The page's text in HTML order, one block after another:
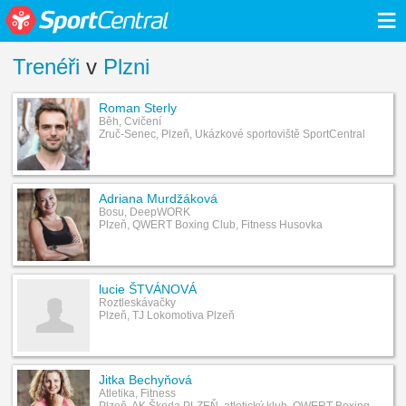
≡
Trenéři v Plzni
Roman Sterly
Běh, Cvičení
Zruč-Senec, Plzeň, Ukázkové sportoviště SportCentral
Adriana Murdžáková
Bosu, DeepWORK
Plzeň, QWERT Boxing Club, Fitness Husovka
lucie ŠTVÁNOVÁ
Roztleskávačky
Plzeň, TJ Lokomotiva Plzeň
Jitka Bechyňová
Atletika, Fitness